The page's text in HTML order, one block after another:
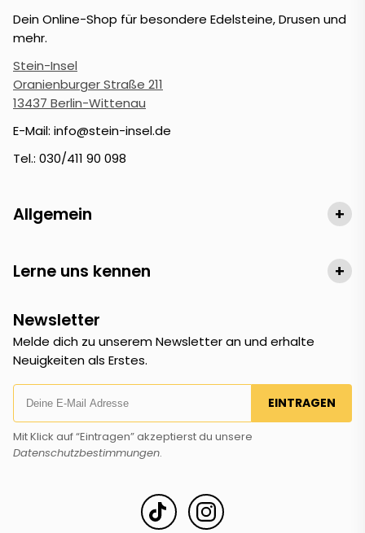
Dein Online-Shop für besondere Edelsteine, Drusen und
mehr.
Stein-Insel
Oranienburger Straße 211
13437 Berlin-Wittenau
E-Mail: info@stein-insel.de
Tel.: 030/411 90 098
Allgemein +
Lerne uns kennen +
Newsletter
Melde dich zu unserem Newsletter an und erhalte
Neuigkeiten als Erstes.
EINTRAGEN
Mit Klick auf “Eintragen” akzeptierst du unsere
Datenschutzbestimmungen.